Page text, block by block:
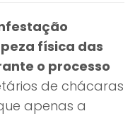
física das
o processo
de chácaras
apenas a